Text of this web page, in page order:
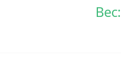
Вес: